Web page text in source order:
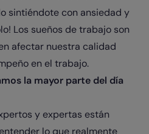
sintiéndote con ansiedad y
Los sueños de trabajo son
afectar nuestra calidad
en el trabajo.
la mayor parte del día
y expertas están
lo que realmente